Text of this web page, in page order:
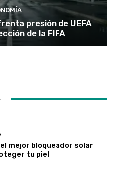
presión de UEFA
de la FIFA
el mejor bloqueador solar
tu piel